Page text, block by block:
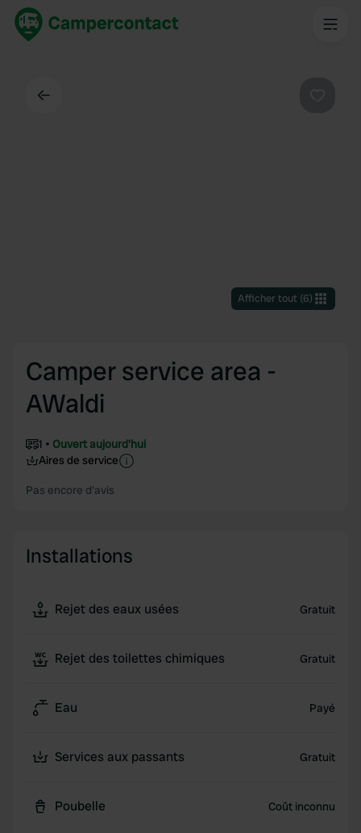
Afficher tout(6)
Camper service area -
AWaldi
1
Ouvert aujourd'hui
Aires de service
Pas encore d'avis
Installations
Rejet des eaux usées Gratuit
Rejet des toilettes chimiques Gratuit
Eau Payé
Services aux passants Gratuit
Poubelle Coût inconnu